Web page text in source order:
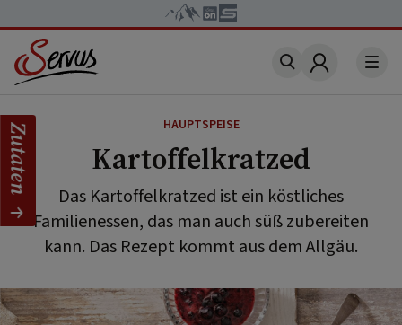
Account
HAUPTSPEISE
Kartoffelkratzed
Das Kartoffelkratzed ist ein köstliches
Familienessen, das man auch süß zubereiten
kann. Das Rezept kommt aus dem Allgäu.
Zutaten